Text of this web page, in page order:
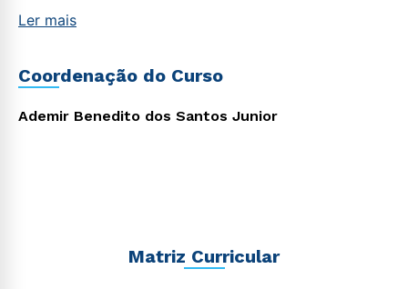
Ler mais
Coordenação do Curso
Ademir Benedito dos Santos Junior
Matriz Curricular